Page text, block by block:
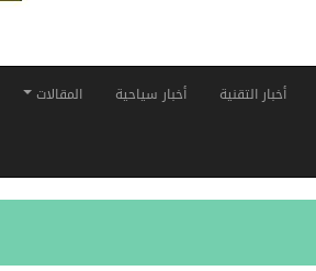
أخبار التقنية أخبار سياحية المقالات